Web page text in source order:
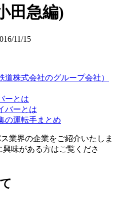
田急編)
11/15
道株式会社のグループ会社）
ーとは
バーとは
の運転手まとめ
業界の企業をご紹介いたしま
興味がある方はご覧くださ